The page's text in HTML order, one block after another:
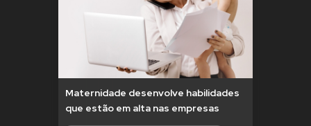
Maternidade desenvolve habilidades
que estão em alta nas empresas